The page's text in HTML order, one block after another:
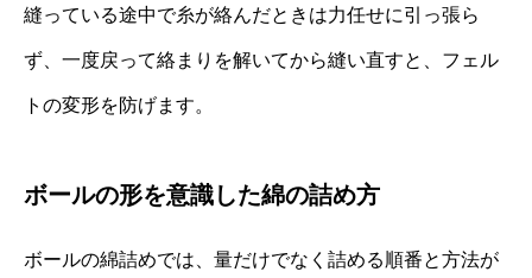
縫っている途中で糸が絡んだときは力任せに引っ張ら
ず、一度戻って絡まりを解いてから縫い直すと、フェル
トの変形を防げます。
ボールの形を意識した綿の詰め方
ボールの綿詰めでは、量だけでなく詰める順番と方法が